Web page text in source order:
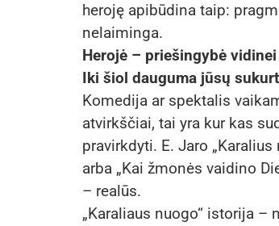
heroję apibūdina taip:
nelaiminga.
Herojė – priešingybė
Iki šiol dauguma jūsų
Komedija ar spektalis
atvirkščiai, tai yra kur kas
pravirkdyti. E. Jaro
arba „Kai žmonės vaidino
– realūs.
„Karaliaus nuogo“ istorija